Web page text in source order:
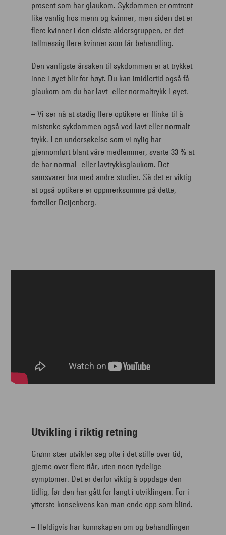
prosent som har glaukom. Sykdommen er omtrent
like vanlig hos menn og kvinner, men siden det er
flere kvinner i den eldste aldersgruppen, er det
tallmessig flere kvinner som får behandling.
Den vanligste årsaken til sykdommen er at trykket
inne i øyet blir for høyt. Du kan imidlertid også få
glaukom om du har lavt- eller normaltrykk i øyet.
– Vi ser nå at stadig flere optikere er flinke til å
mistenke sykdommen også ved lavt eller normalt
trykk. I en undersøkelse som vi nylig har
gjennomført blant våre medlemmer, svarte 33 % at
de har normal- eller lavtrykksglaukom. Det
samsvarer bra med andre studier. Så det er viktig
at også optikere er oppmerksomme på dette,
forteller Deijenberg.
Utvikling i riktig retning
Grønn stær utvikler seg ofte i det stille over tid,
gjerne over flere tiår, uten noen tydelige
symptomer. Det er derfor viktig å oppdage den
tidlig, før den har gått for langt i utviklingen. For i
ytterste konsekvens kan man ende opp som blind.
– Heldigvis har kunnskapen om og behandlingen